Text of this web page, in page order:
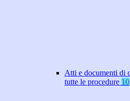
Atti e documenti di
tutte le procedure 10